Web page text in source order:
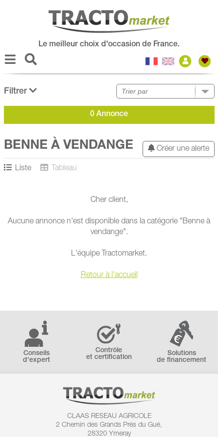
Le meilleur choix d'occasion de France.
Filtrer
0 Annonce
Créer une alerte
BENNE À VENDANGE
Liste Tableau
Cher client,
Aucune annonce n'est disponible dans la catégorie "Benne à
vendange".
L'équipe Tractomarket.
Retour à l'accueil
Conseils
d'expert
Contrôle
et certification
Solutions
de financement
CLAAS RESEAU AGRICOLE
2 Chemin des Grands Prés du Gué,
28320 Ymeray